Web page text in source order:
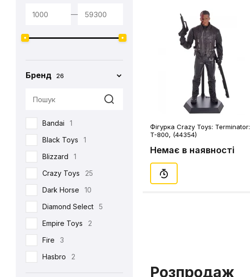
—
Бренд 26
Bandai
1
Black Toys
1
Blizzard
1
Crazy Toys
25
Dark Horse
10
Diamond Select
5
Empire Toys
2
Fire
3
Hasbro
2
Hot Toys 93
Фігурка Crazy Toys: Terminator:
T-800, (44354)
Немає в наявності
Розпродаж